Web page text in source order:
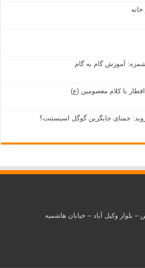
آموزش گام به گام
با کلام معصومین (ع)
جمنای جایگزین گوگل اسیستنت؟
وکیل آباد – خیابان هاشمیه